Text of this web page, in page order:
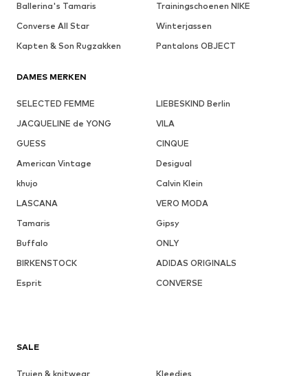
Ballerina's Tamaris
Trainingschoenen NIKE
Converse All Star
Winterjassen
Kapten & Son Rugzakken
Pantalons OBJECT
DAMES MERKEN
SELECTED FEMME
LIEBESKIND Berlin
JACQUELINE de YONG
VILA
GUESS
CINQUE
American Vintage
Desigual
khujo
Calvin Klein
LASCANA
VERO MODA
Tamaris
Gipsy
Buffalo
ONLY
BIRKENSTOCK
ADIDAS ORIGINALS
Esprit
CONVERSE
SALE
Truien & knitwear
Kleedjes